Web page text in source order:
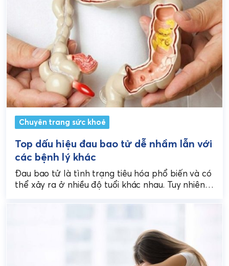
Chuyên trang sức khoẻ
Top dấu hiệu đau bao tử dễ nhầm lẫn với
các bệnh lý khác
Đau bao tử là tình trạng tiêu hóa phổ biến và có
thể xảy ra ở nhiều độ tuổi khác nhau. Tuy nhiên,